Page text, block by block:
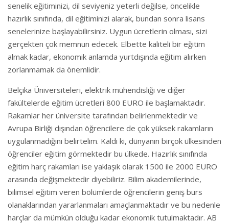
senelik eğitiminizi, dil seviyeniz yeterli değilse, öncelikle
hazırlık sınıfında, dil eğitiminizi alarak, bundan sonra lisans
senelerinize başlayabilirsiniz. Uygun ücretlerin olması, sizi
gerçekten çok memnun edecek. Elbette kaliteli bir eğitim
almak kadar, ekonomik anlamda yurtdışında eğitim alırken
zorlanmamak da önemlidir.
Belçika Üniversiteleri, elektrik mühendisliği ve diğer
fakültelerde eğitim ücretleri 800 EURO ile başlamaktadır.
Rakamlar her üniversite tarafından belirlenmektedir ve
Avrupa Birliği dışından öğrencilere de çok yüksek rakamların
uygulanmadığını belirtelim. Kaldı ki, dünyanın birçok ülkesinden
öğrenciler eğitim görmektedir bu ülkede. Hazırlık sınıfında
eğitim harç rakamları ise yaklaşık olarak 1500 ile 2000 EURO
arasında değişmektedir diyebiliriz. Bilim akademilerinde,
bilimsel eğitim veren bölümlerde öğrencilerin geniş burs
olanaklarından yararlanmaları amaçlanmaktadır ve bu nedenle
harçlar da mümkün olduğu kadar ekonomik tutulmaktadır. AB